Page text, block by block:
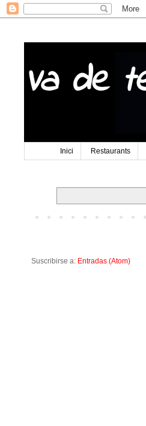
Va de
Inici Restaurants
Suscribirse a: Entradas (Atom)